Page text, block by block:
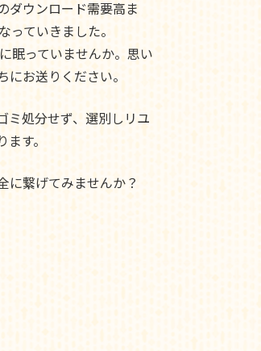
ダウンロード需要高ま
っていきました。
眠っていませんか。思い
お送りください。
ミ処分せず、選別しリユ
す。
に繋げてみませんか？